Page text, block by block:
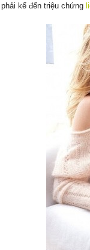
phải kể đến triệu chứng